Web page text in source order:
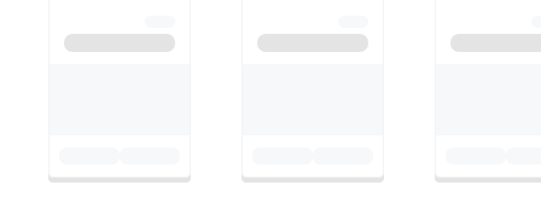
ただけると幸いです。